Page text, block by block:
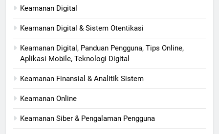
Keamanan Digital
Keamanan Digital & Sistem Otentikasi
Keamanan Digital, Panduan Pengguna, Tips Online,
Aplikasi Mobile, Teknologi Digital
Keamanan Finansial & Analitik Sistem
Keamanan Online
Keamanan Siber & Pengalaman Pengguna